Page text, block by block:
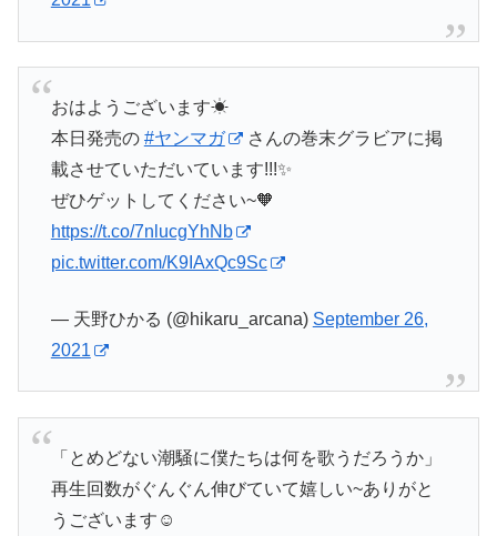
おはようございます☀
本日発売の #ヤンマガ
さんの巻末グラビアに掲
載させていただいています!!!✨
ぜひゲットしてください~🧡
https://t.co/7nlucgYhNb
pic.twitter.com/K9IAxQc9Sc
— 天野ひかる (@hikaru_arcana) September 26,
2021
「とめどない潮騒に僕たちは何を歌うだろうか」
再生回数がぐんぐん伸びていて嬉しい~ありがと
うございます☺️